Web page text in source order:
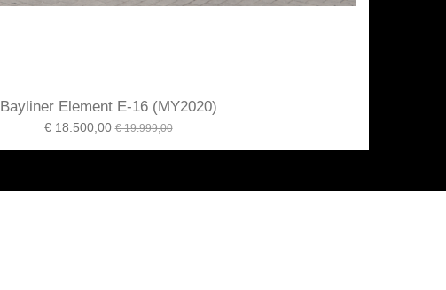
Bayliner Element E-16 (MY2020)
€ 18.500,00 € 19.999,00